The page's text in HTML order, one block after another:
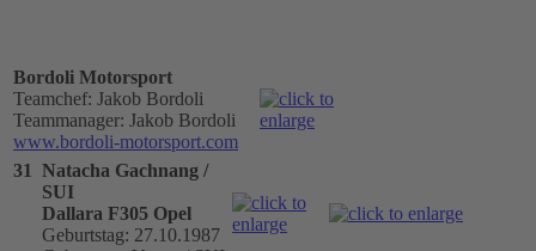
Bordoli Motorsport
Teamchef: Jakob Bordoli
Teammanager: Jakob Bordoli
www.bordoli-motorsport.com
31 Natacha Gachnang /
SUI
Dallara F305 Opel
Geburtstag: 27.10.1987